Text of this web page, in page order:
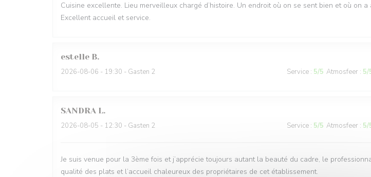
Cuisine excellente. Lieu merveilleux chargé d’histoire. Un endroit où on se sent bien et où on
Excellent accueil et service.
estelle B
2026-08-06 - 19:30 - Gasten 2 Service : 5/5 Atmosfeer : 5/
SANDRA L
2026-08-05 - 12:30 - Gasten 2 Service : 5/5 Atmosfeer : 5/
Je suis venue pour la 3ème fois et j’apprécie toujours autant la beauté du cadre, le
qualité des plats et l’accueil chaleureux des propriétaires de cet établissement.